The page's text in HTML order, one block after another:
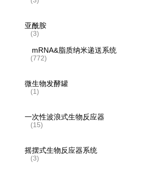
亚酰胺
(3)
mRNA&脂质纳米递送系统
(772)
微生物发酵罐
(1)
一次性波浪式生物反应器
(15)
摇摆式生物反应器系统
(3)